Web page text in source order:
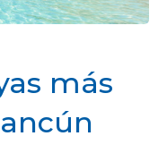
más